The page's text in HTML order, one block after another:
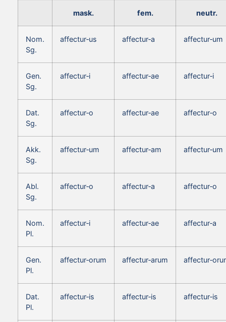
mask. fem. neutr.
Nom.
Sg.
affectur‑us affectur‑a affectur‑um
Gen.
Sg.
affectur‑i affectur‑ae affectur‑i
Dat.
Sg.
affectur‑o affectur‑ae affectur‑o
Akk.
Sg.
affectur‑um affectur‑am affectur‑um
Abl.
Sg.
affectur‑o affectur‑a affectur‑o
Nom.
Pl.
affectur‑i affectur‑ae affectur‑a
Gen.
Pl.
affectur‑orum affectur‑arum
Dat.
Pl.
affectur‑is affectur‑is affectur‑is